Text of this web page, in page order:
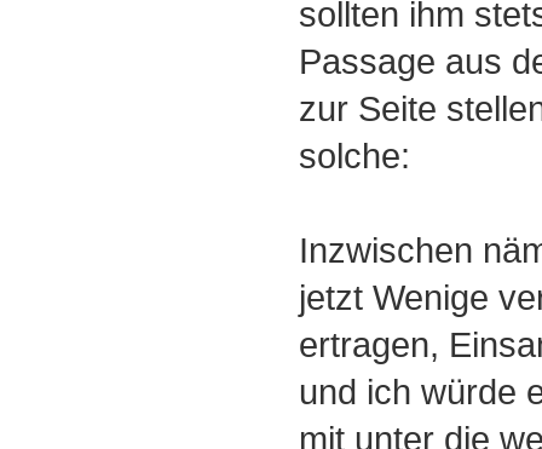
sollten ihm
Passage aus
zur Seite
solche:
Inzwischen
jetzt Wenige
ertragen,
und ich würde
mit unter die